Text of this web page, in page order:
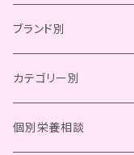
ブランド別
Chay Gohan
Bistro Chay
OCファーム
カテゴリー別
総合栄養食
個別栄養相談